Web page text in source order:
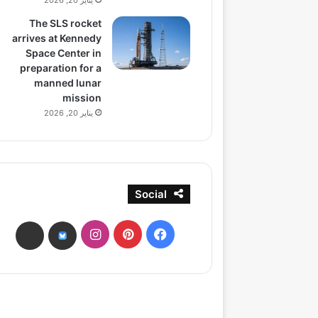
The SLS rocket
arrives at Kennedy
Space Center in
preparation for a
manned lunar
mission
يناير 20, 2026
Social
فيسبوكبينتيريستانستقرامbsky